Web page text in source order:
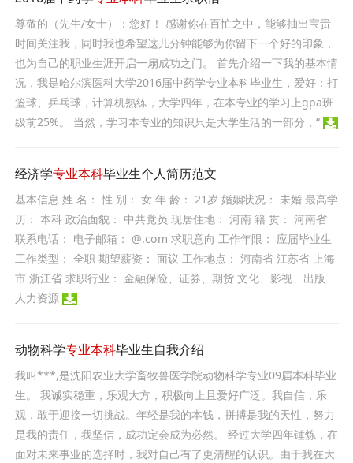
尊敬的（先生/女士）：您好！ 感谢你在百忙之中，能够抽出宝贵
时间关注我，同时我也希望这几分钟能够为你留下一个好的印象，
也为自己的职业生涯开启一扇成功之门。 首先介绍一下我的基本情
况，我是哈尔滨医科大学2016届中药学专业本科毕业生，爱好：打
篮球、乒乓球，计算机熟练，大学四年，在本专业的学习上gpa班
级前25%。 当然，学习本专业的知识只是大学生活的一部分，“
经济学专业本科毕业生个人简历范文
基本信息 姓 名： 性 别： 女 年 龄： 21岁 婚姻状况： 未婚 最高学
历： 本科 政治面貌： 中共党员 现居住地： 河南 籍 贯： 河南省
联系电话： 电子邮箱： @.com 求职意向 工作年限： 应届毕业生
工作类型： 全职 期望薪资： 面议 工作地点： 河南省 江苏省 上海
市 浙江省 求职行业： 金融保险、证券、期货 文化、影视、出版
人力资源
动物科学专业本科毕业生自我介绍
我叫***,是沈阳农业大学畜牧兽医学院动物科学专业09届本科毕业
生。 我诚实稳重，乐观大方，积极向上且爱好广泛。我自信，乐
观，敢于迎接一切挑战。年轻是我的本钱，拼搏是我的天性，努力
是我的责任，我坚信，成功定会成为必然。 经过大学四年锤炼，在
面对未来事业的选择时，我对自己有了更清醒的认识。由于我在大